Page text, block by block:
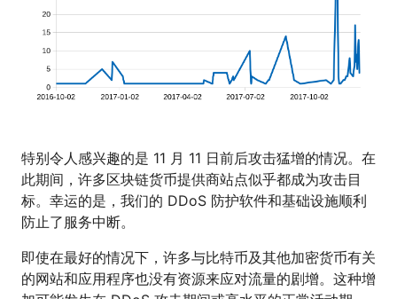
特别令人感兴趣的是 11 月 11 日前后攻击猛增的情况。在
此期间，许多区块链货币提供商站点似乎都成为攻击目
标。幸运的是，我们的 DDoS 防护软件和基础设施顺利
防止了服务中断。
即使在最好的情况下，许多与比特币及其他加密货币有关
的网站和应用程序也没有资源来应对流量的剧增。这种增